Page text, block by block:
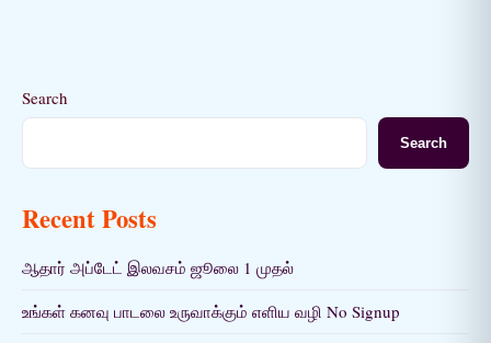
Search
Search
Recent Posts
ஆதார் அப்டேட் இலவசம் ஜூலை 1 முதல்
உங்கள் கனவு பாடலை உருவாக்கும் எளிய வழி No Signup